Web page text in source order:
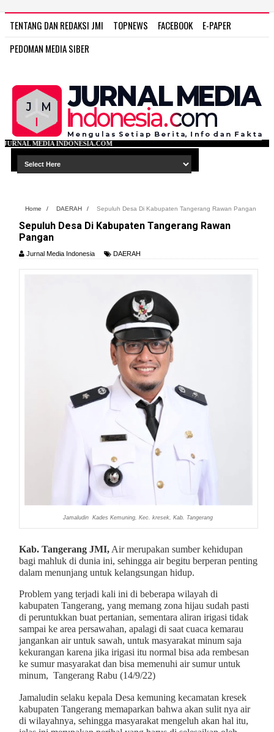
TENTANG DAN REDAKSI JMI TOPNEWS FACEBOOK
E-PAPER
PEDOMAN MEDIA SIBER
Home / DAERAH / Sepuluh Desa Di Kabupaten Tangerang Rawan Pangan
Sepuluh Desa Di Kabupaten Tangerang Rawan
Pangan
Jurnal Media Indonesia DAERAH
Jamaludin Kades Kemuning, Kec. kresek, Kab. Tangerang
Kab. Tangerang JMI, Air merupakan sumber kehidupan
bagi mahluk di dunia ini, sehingga air begitu berperan penting
dalam menunjang untuk kelangsungan hidup.
Problem yang terjadi kali ini di beberapa wilayah di
kabupaten Tangerang, yang memang zona hijau sudah pasti
di peruntukkan buat pertanian, sementara aliran irigasi tidak
sampai ke area persawahan, apalagi di saat cuaca kemarau
jangankan air untuk sawah, untuk masyarakat minum saja
kekurangan karena jika irigasi itu normal bisa ada rembesan
ke sumur masyarakat dan bisa memenuhi air sumur untuk
minum, Tangerang Rabu (14/9/22)
Jamaludin selaku kepala Desa kemuning kecamatan kresek
kabupaten Tangerang memaparkan bahwa akan sulit nya air
di wilayahnya, sehingga masyarakat mengeluh akan hal itu,